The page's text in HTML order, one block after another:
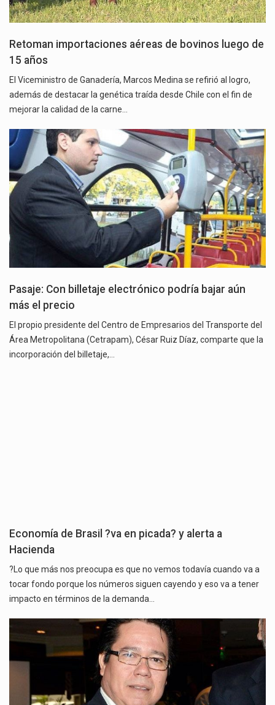
Retoman importaciones aéreas de bovinos luego de
15 años
El Viceministro de Ganadería, Marcos Medina se refirió al logro,
además de destacar la genética traída desde Chile con el fin de
mejorar la calidad de la carne…
Pasaje: Con billetaje electrónico podría bajar aún
más el precio
El propio presidente del Centro de Empresarios del Transporte del
Área Metropolitana (Cetrapam), César Ruiz Díaz, comparte que la
incorporación del billetaje,…
Economía de Brasil ?va en picada? y alerta a
Hacienda
?Lo que más nos preocupa es que no vemos todavía cuando va a
tocar fondo porque los números siguen cayendo y eso va a tener
impacto en términos de la demanda…